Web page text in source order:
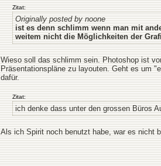
Zitat:
Originally posted by noone
ist es denn schlimm wenn man mit
weitem nicht die Möglichkeiten der
Wieso soll das schlimm sein. Photoshop ist
Präsentationspläne zu layouten. Geht es um
dafür.
Zitat:
ich denke dass unter den grossen Büros
Als ich Spirit noch benutzt habe, war es nicht